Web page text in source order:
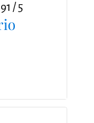
/ 5